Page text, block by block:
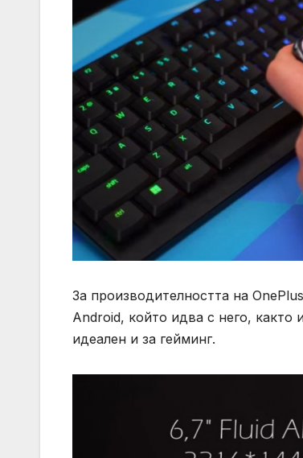
За производителността на
Android, който идва с него, както
идеален и за гейминг.